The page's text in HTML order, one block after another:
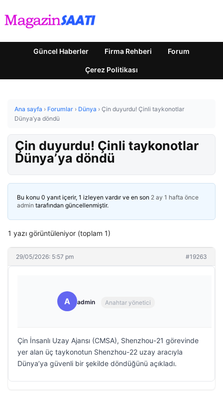
Güncel Haberler Firma Rehberi Forum
Çerez Politikası
Ana sayfa › Forumlar › Dünya › Çin duyurdu! Çinli taykonotlar
Dünya’ya döndü
Çin duyurdu! Çinli taykonotlar
Dünya’ya döndü
Bu konu 0 yanıt içerir, 1 izleyen vardır ve en son 2 ay 1 hafta önce
admin tarafından güncellenmiştir.
1 yazı görüntüleniyor (toplam 1)
29/05/2026: 5:57 pm #19263
A admin Anahtar yönetici
Çin İnsanlı Uzay Ajansı (CMSA), Shenzhou-21 görevinde
yer alan üç taykonotun Shenzhou-22 uzay aracıyla
Dünya’ya güvenli bir şekilde döndüğünü açıkladı.